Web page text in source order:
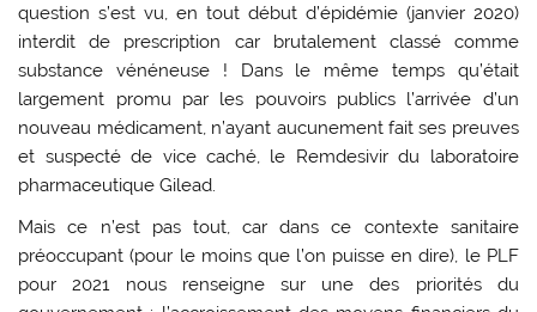
question s’est vu, en tout début d’épidémie (janvier 2020)
interdit de prescription car brutalement classé comme
substance vénéneuse ! Dans le même temps qu’était
largement promu par les pouvoirs publics l’arrivée d’un
nouveau médicament, n’ayant aucunement fait ses preuves
et suspecté de vice caché, le Remdesivir du laboratoire
pharmaceutique Gilead.
Mais ce n’est pas tout, car dans ce contexte sanitaire
préoccupant (pour le moins que l’on puisse en dire), le PLF
pour 2021 nous renseigne sur une des priorités du